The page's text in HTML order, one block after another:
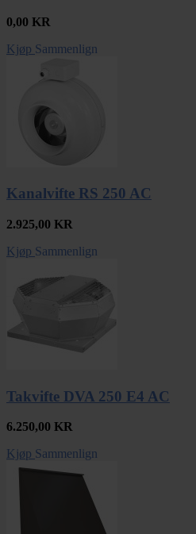
0,00 KR
Kjøp Sammenlign
Kanalvifte RS 250 AC
2.925,00 KR
Kjøp Sammenlign
Takvifte DVA 250 E4 AC
6.250,00 KR
Kjøp Sammenlign